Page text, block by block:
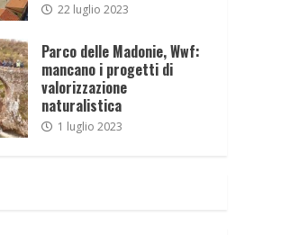
22 luglio 2023
Parco delle Madonie, Wwf:
mancano i progetti di
valorizzazione
naturalistica
1 luglio 2023